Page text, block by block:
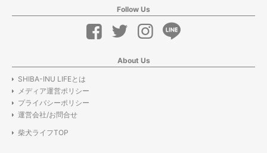
Follow Us
About Us
SHIBA-INU LIFEとは
メディア運営ポリシー
プライバシーポリシー
運営会社/お問合せ
柴犬ライフTOP